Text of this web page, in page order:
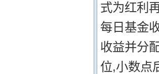
式为红利
每日基金
收益并分
位,小数点